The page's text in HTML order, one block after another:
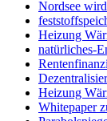
Nordsee
Heizung
natürliches-
Heizung
Whitepaper